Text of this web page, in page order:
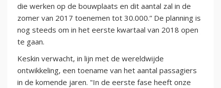
die werken op de bouwplaats en dit aantal zal in de
zomer van 2017 toenemen tot 30.000.” De planning is
nog steeds om in het eerste kwartaal van 2018 open
te gaan.
Keskin verwacht, in lijn met de wereldwijde
ontwikkeling, een toename van het aantal passagiers
in de komende jaren. "In de eerste fase heeft onze